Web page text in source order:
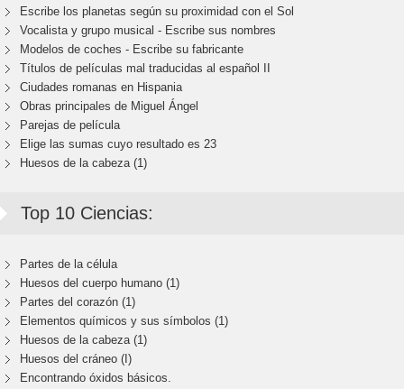
Escribe los planetas según su proximidad con el Sol
Vocalista y grupo musical - Escribe sus nombres
Modelos de coches - Escribe su fabricante
Títulos de películas mal traducidas al español II
Ciudades romanas en Hispania
Obras principales de Miguel Ángel
Parejas de película
Elige las sumas cuyo resultado es 23
Huesos de la cabeza (1)
Top 10 Ciencias:
Partes de la célula
Huesos del cuerpo humano (1)
Partes del corazón (1)
Elementos químicos y sus símbolos (1)
Huesos de la cabeza (1)
Huesos del cráneo (I)
Encontrando óxidos básicos.